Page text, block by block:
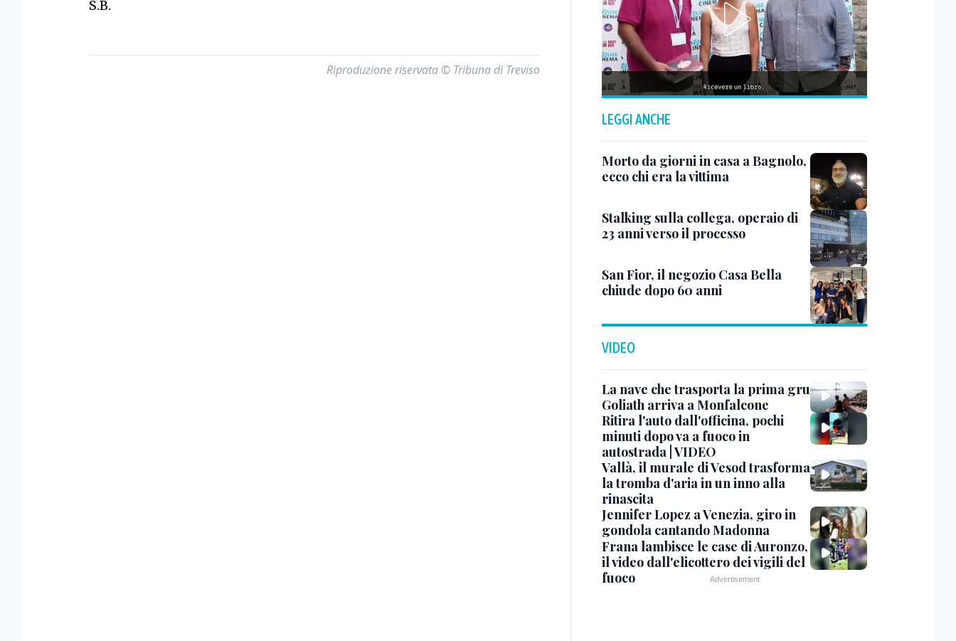
S.B.
Riproduzione riservata © Tribuna di Treviso
LEGGI ANCHE
Morto da giorni in casa a Bagnolo,
ecco chi era la vittima
Stalking sulla collega, operaio di
23 anni verso il processo
San Fior, il negozio Casa Bella
chiude dopo 60 anni
VIDEO
La nave che trasporta la prima gru
Goliath arriva a Monfalcone
Ritira l'auto dall'officina, pochi
minuti dopo va a fuoco in
autostrada | VIDEO
Vallà, il murale di Vesod trasforma
la tromba d'aria in un inno alla
rinascita
Jennifer Lopez a Venezia, giro in
gondola cantando Madonna
Frana lambisce le case di Auronzo,
il video dall'elicottero dei vigili del
fuoco